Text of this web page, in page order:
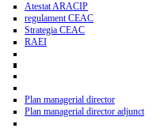
Atestat ARACIP
regulament CEAC
Strategia CEAC
RAEI
Plan managerial director
Plan managerial director adjunct